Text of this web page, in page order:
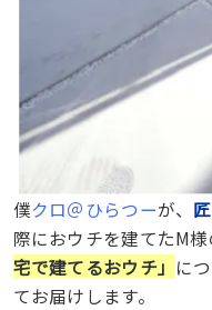
僕クロ＠ひらつーが、
際におウチを建てたM
宅で建てるおウチ」 に
てお届けします。